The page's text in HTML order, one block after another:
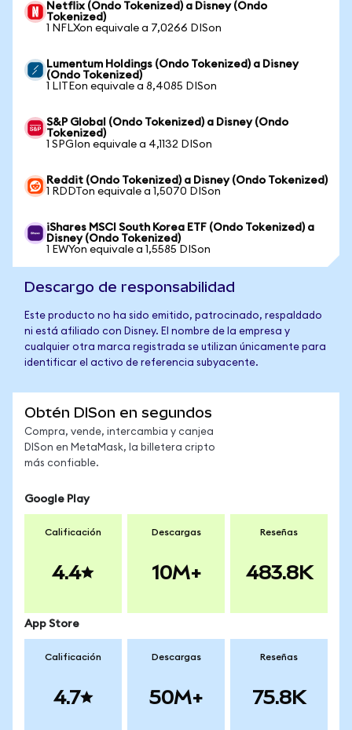
Netflix (Ondo Tokenized) a Disney (Ondo
Tokenized)
1 NFLXon equivale a 7,0266 DISon
Lumentum Holdings (Ondo Tokenized) a Disney
(Ondo Tokenized)
1 LITEon equivale a 8,4085 DISon
S&P Global (Ondo Tokenized) a Disney (Ondo
Tokenized)
1 SPGIon equivale a 4,1132 DISon
Reddit (Ondo Tokenized) a Disney (Ondo Tokenized)
1 RDDTon equivale a 1,5070 DISon
iShares MSCI South Korea ETF (Ondo Tokenized) a
Disney (Ondo Tokenized)
1 EWYon equivale a 1,5585 DISon
Descargo de responsabilidad
Este producto no ha sido emitido, patrocinado, respaldado
ni está afiliado con Disney. El nombre de la empresa y
cualquier otra marca registrada se utilizan únicamente para
identificar el activo de referencia subyacente.
Obtén DISon en segundos
Compra, vende, intercambia y canjea
DISon en MetaMask, la billetera cripto
más confiable.
Google Play
Calificación
4.4
Descargas
10M+
Reseñas
483.8K
App Store
Calificación
4.7
Descargas
50M+
Reseñas
75.8K